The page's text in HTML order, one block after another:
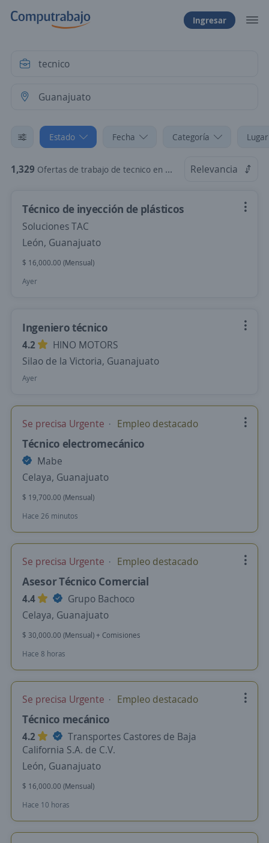
Ingresar
Estado Fecha Categoría
1,329 Ofertas de trabajo de tecnico en Guanajuato Relevancia
Técnico de inyección de plásticos
Soluciones TAC
León, Guanajuato
$ 16,000.00 (Mensual)
Ayer
Ingeniero técnico
4.2
HINO MOTORS
Silao de la Victoria, Guanajuato
Ayer
Se precisa Urgente Empleo destacado
Técnico electromecánico
Mabe
Celaya, Guanajuato
$ 19,700.00 (Mensual)
Hace 26 minutos
Se precisa Urgente Empleo destacado
Asesor Técnico Comercial
4.4
Grupo Bachoco
Celaya, Guanajuato
$ 30,000.00 (Mensual) + Comisiones
Hace 8 horas
Se precisa Urgente Empleo destacado
Técnico mecánico
4.2
Transportes Castores de Baja
California S.A. de C.V.
León, Guanajuato
$ 16,000.00 (Mensual)
Hace 10 horas